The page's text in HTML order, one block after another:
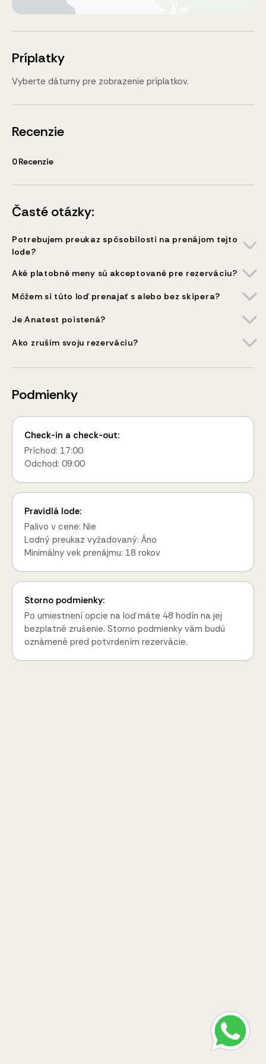
Príplatky
Vyberte dátumy pre zobrazenie príplatkov.
Recenzie
0 Recenzie
Časté otázky:
Potrebujem preukaz spôsobilosti na prenájom tejto
lode?
Aké platobné meny sú akceptované pre rezerváciu?
Môžem si túto loď prenajať s alebo bez skipera?
Je Anatest poistená?
Ako zruším svoju rezerváciu?
Podmienky
Check-in a check-out:
Príchod: 17:00
Odchod: 09:00
Pravidlá lode:
Palivo v cene: Nie
Lodný preukaz vyžadovaný: Áno
Minimálny vek prenájmu: 18 rokov
Storno podmienky:
Po umiestnení opcie na loď máte 48 hodín na jej
bezplatné zrušenie. Storno podmienky vám budú
oznámené pred potvrdením rezervácie.